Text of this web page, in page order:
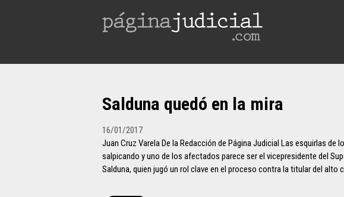
Salduna quedó en la mira
16/01/2017
Juan Cruz Varela De la Redacción de Página Judicial Las esquirlas
salpicando y uno de los afectados parece ser el vicepresidente del
Salduna, quien jugó un rol clave en el proceso contra la titular del alto